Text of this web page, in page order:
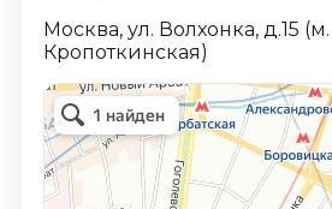
Москва, ул. Волхонка, д.15 (м.
Кропоткинская)